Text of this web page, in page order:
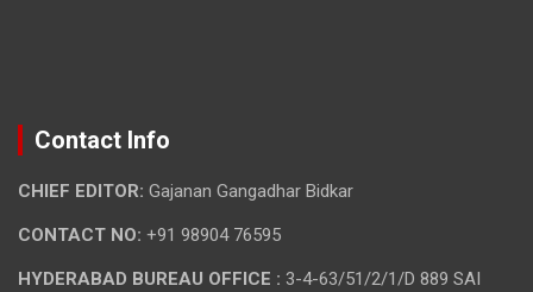
Contact Info
CHIEF EDITOR: Gajanan Gangadhar Bidkar
CONTACT NO: +91 98904 76595
HYDERABAD BUREAU OFFICE : 3-4-63/51/2/1/D 889 SAI